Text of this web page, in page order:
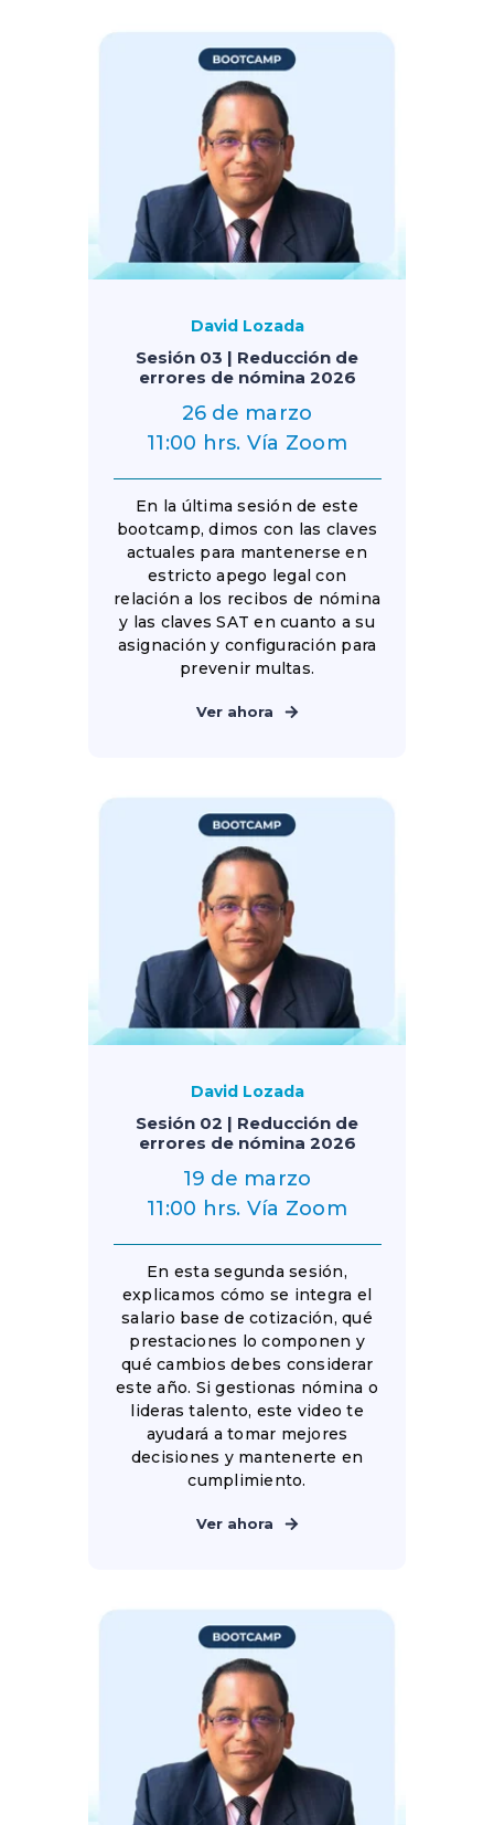
David Lozada
Sesión 03 | Reducción de
errores de nómina 2026
26 de marzo
11:00 hrs. Vía Zoom
En la última sesión de este
bootcamp, dimos con las claves
actuales para mantenerse en
estricto apego legal con
relación a los recibos de nómina
y las claves SAT en cuanto a su
asignación y configuración para
prevenir multas.
Ver ahora
David Lozada
Sesión 02 | Reducción de
errores de nómina 2026
19 de marzo
11:00 hrs. Vía Zoom
En esta segunda sesión,
explicamos cómo se integra el
salario base de cotización, qué
prestaciones lo componen y
qué cambios debes considerar
este año. Si gestionas nómina o
lideras talento, este video te
ayudará a tomar mejores
decisiones y mantenerte en
cumplimiento.
Ver ahora